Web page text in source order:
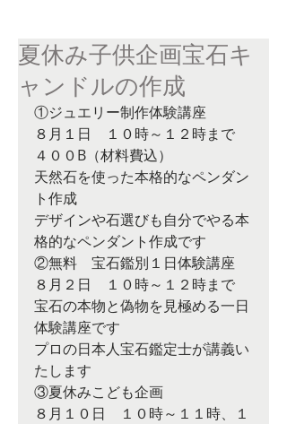
夏休み子供企画宝石キ
ャンドルの作成
①ジュエリー制作体験講座
８月１日　１０時～１２時まで
４００B（材料費込）
天然石を使った本格的なペンダン
ト作成
デザインや石選びも自分でやる本
格的なペンダント作成です
②無料　宝石鑑別１日体験講座
８月２日　１０時～１２時まで
宝石の本物と偽物を見極める一日
体験講座です
プロの日本人宝石鑑定士が講義い
たします
③夏休みこども企画
８月１０日　１０時～１１時、１